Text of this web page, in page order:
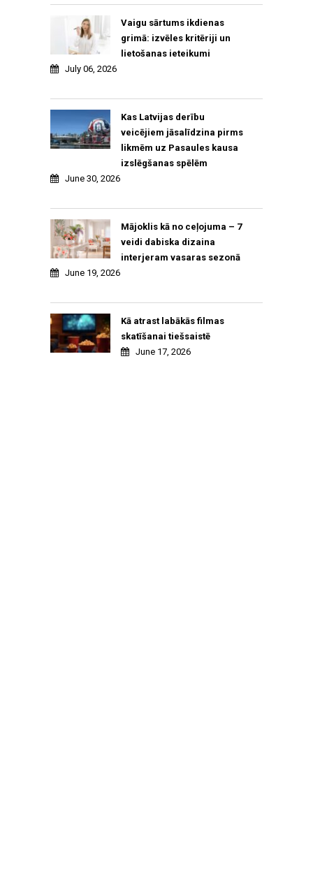
Vaigu sārtums ikdienas
grimā: izvēles kritēriji un
lietošanas ieteikumi
July 06, 2026
Kas Latvijas derību
veicējiem jāsalīdzina pirms
likmēm uz Pasaules kausa
izslēgšanas spēlēm
June 30, 2026
Mājoklis kā no ceļojuma – 7
veidi dabiska dizaina
interjeram vasaras sezonā
June 19, 2026
Kā atrast labākās filmas
skatīšanai tiešsaistē
June 17, 2026